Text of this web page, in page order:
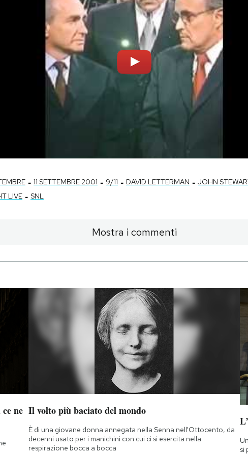
- 11 SETTEMBRE 2001 - 9/11 - DAVID LETTERMAN - JOHN
LIVE - SNL
Mostra i commenti
ne Il volto più baciato del mondo
È di una giovane donna annegata nella Senna nell'Ottocento, da
decenni usato per i manichini con cui ci si esercita nella
respirazione bocca a bocca
si